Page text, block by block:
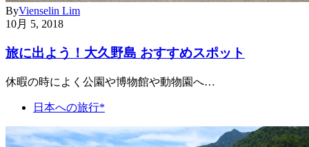
ByVienselin Lim
10月 5, 2018
旅に出よう！大久野島 おすすめスポット
休暇の時によく公園や博物館や動物園へ…
日本への旅行*